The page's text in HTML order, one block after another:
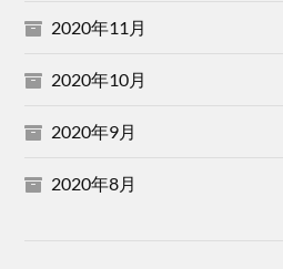
2020年11月
2020年10月
2020年9月
2020年8月